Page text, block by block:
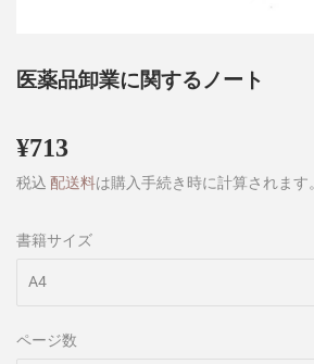
医薬品卸業に関するノート
¥713
税込 配送料は購入手続き時に計算されます。
書籍サイズ
ページ数